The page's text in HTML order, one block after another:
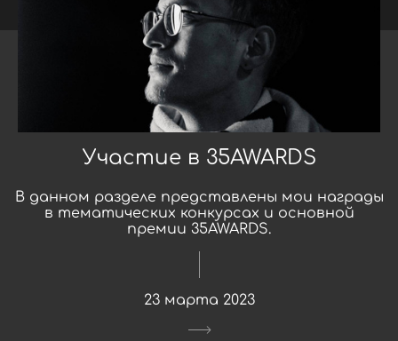
Участие в 35AWARDS
В данном разделе представлены мои награды
в тематических конкурсах и основной
премии 35AWARDS.
23 марта 2023